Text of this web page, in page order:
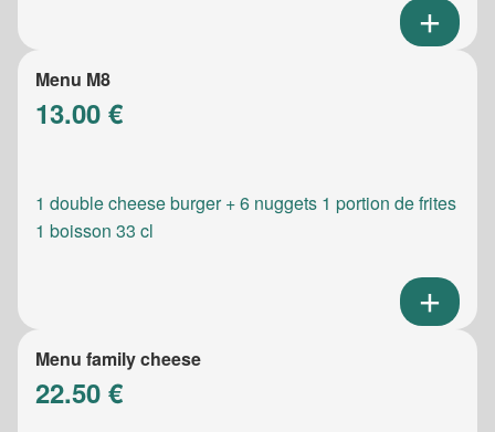
Menu M8
13.00 €
1 double cheese burger + 6 nuggets 1 portion de frites
1 boisson 33 cl
Menu family cheese
22.50 €